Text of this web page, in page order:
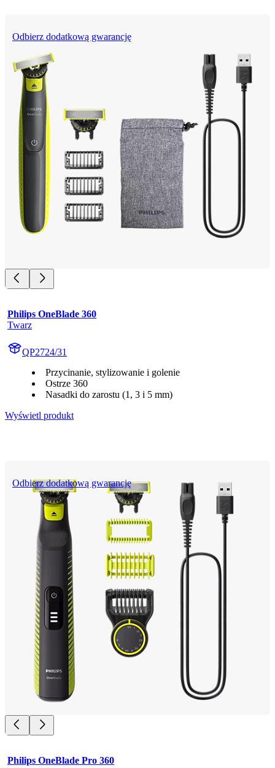
Odbierz dodatkową gwarancję
Philips OneBlade 360
Twarz
QP2724/31
Przycinanie, stylizowanie i golenie
Ostrze 360
Nasadki do zarostu (1, 3 i 5 mm)
Wyświetl produkt
Odbierz dodatkową gwarancję
Philips OneBlade Pro 360